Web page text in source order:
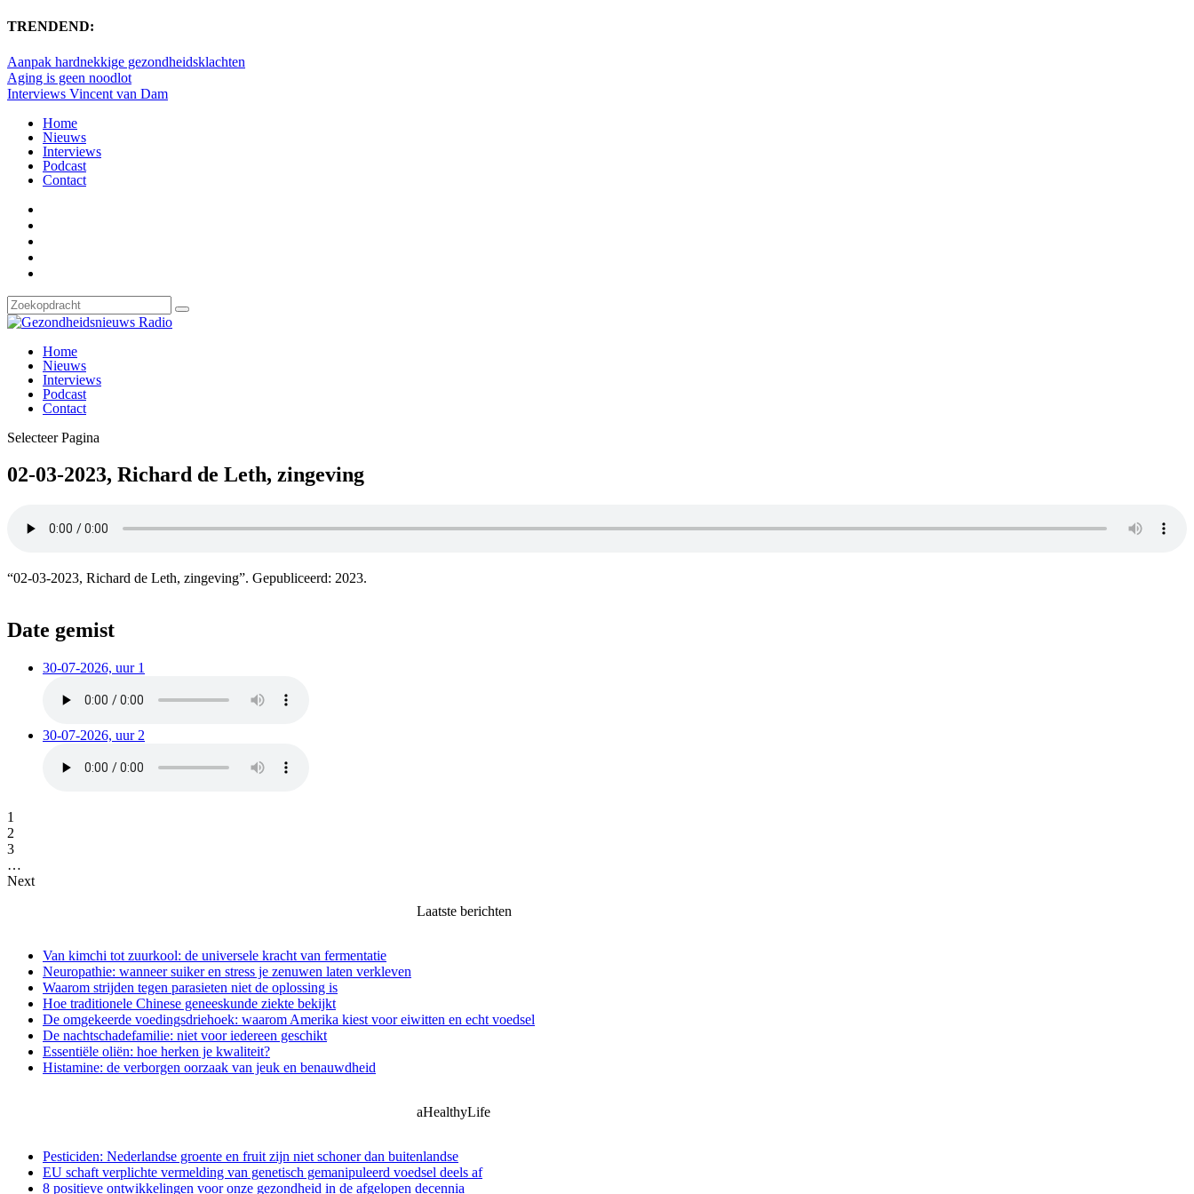
TRENDEND:
Aanpak hardnekkige gezondheidsklachten
Aging is geen noodlot
Interviews Vincent van Dam
Home
Nieuws
Interviews
Podcast
Contact
Home
Nieuws
Interviews
Podcast
Contact
Selecteer Pagina
02-03-2023, Richard de Leth, zingeving
“02-03-2023, Richard de Leth, zingeving”. Gepubliceerd: 2023.
Date gemist
30-07-2026, uur 1
30-07-2026, uur 2
1
2
3
…
Next
Laatste berichten
Van kimchi tot zuurkool: de universele kracht van fermentatie
Neuropathie: wanneer suiker en stress je zenuwen laten verkleven
Waarom strijden tegen parasieten niet de oplossing is
Hoe traditionele Chinese geneeskunde ziekte bekijkt
De omgekeerde voedingsdriehoek: waarom Amerika kiest voor eiwitten en echt voedsel
De nachtschadefamilie: niet voor iedereen geschikt
Essentiële oliën: hoe herken je kwaliteit?
Histamine: de verborgen oorzaak van jeuk en benauwdheid
aHealthyLife
Pesticiden: Nederlandse groente en fruit zijn niet schoner dan buitenlandse
EU schaft verplichte vermelding van genetisch gemanipuleerd voedsel deels af
8 positieve ontwikkelingen voor onze gezondheid in de afgelopen decennia